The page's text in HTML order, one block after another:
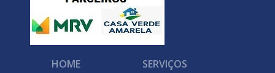
HOME SERVIÇOS